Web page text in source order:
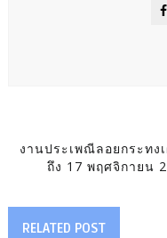
งานประเพณีลอยกระทง
ถึง 17 พฤศจิกายน
RELATED POST